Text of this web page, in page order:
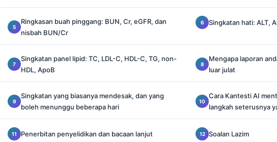
Ringkasan buah pinggang: BUN, Cr, eGFR, dan
nisbah BUN/Cr
Singkatan hati: ALT,
Singkatan panel lipid: TC, LDL-C, HDL-C, TG, non-
HDL, ApoB
Mengapa laporan
luar julat
Singkatan yang biasanya mendesak, dan yang
boleh menunggu beberapa hari
Cara Kantesti AI
langkah seterusnya
Penerbitan penyelidikan dan bacaan lanjut Soalan Lazim